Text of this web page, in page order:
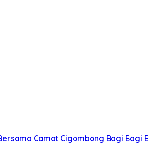
Camat Cigombong Bagi